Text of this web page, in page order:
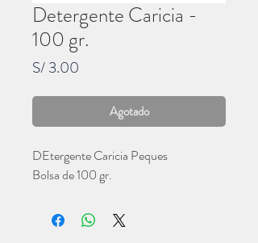
Detergente Caricia -
100 gr.
S/ 3.00
Agotado
DEtergente Caricia Peques
Bolsa de 100 gr.